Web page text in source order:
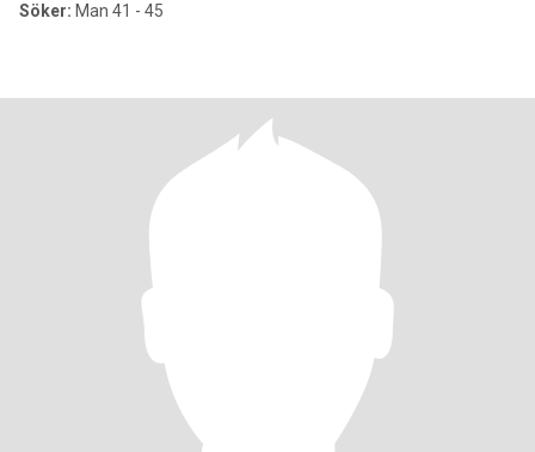
Söker: Man 41 - 45